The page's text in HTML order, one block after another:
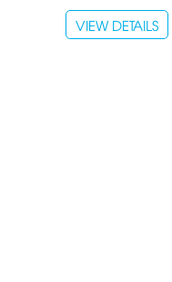
VIEW DETAILS